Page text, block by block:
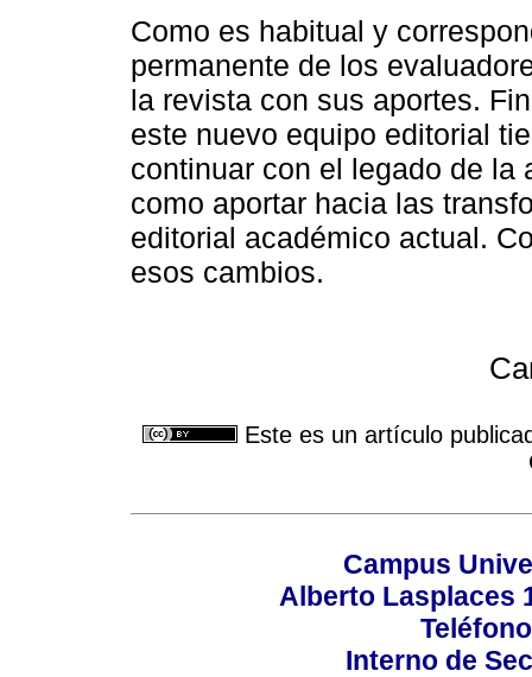
Como es habitual y
permanente de los
la revista con sus aportes.
este nuevo equipo editorial
continuar con el legado de la
como aportar hacia las
editorial académico actual.
esos cambios.
Este es un artículo
Campus
Alberto Lasplaces
Interno de